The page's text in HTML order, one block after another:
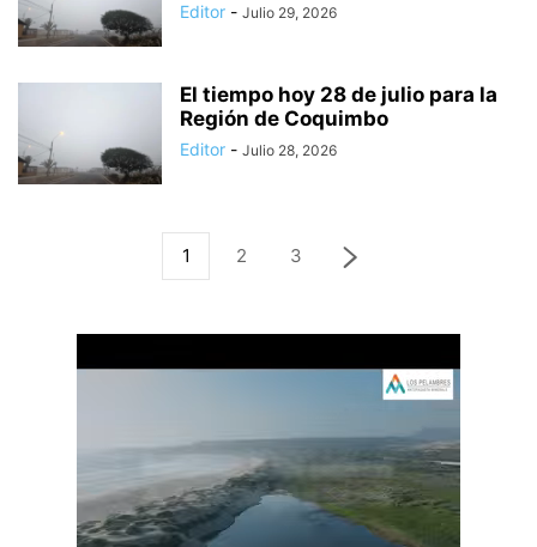
Editor - Julio 29, 2026
El tiempo hoy 28 de julio para la
Región de Coquimbo
Editor - Julio 28, 2026
1 2 3